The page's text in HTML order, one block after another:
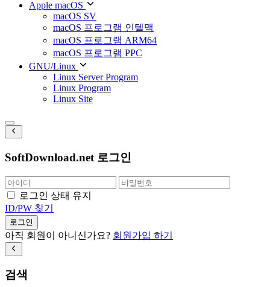
Apple macOS
macOS SV
macOS 프로그램 인텔맥
macOS 프로그램 ARM64
macOS 프로그램 PPC
GNU/Linux
Linux Server Program
Linux Program
Linux Site
SoftDownload.net 로그인
로그인 상태 유지
ID/PW 찾기
로그인
아직 회원이 아니신가요? 회원가입 하기
검색